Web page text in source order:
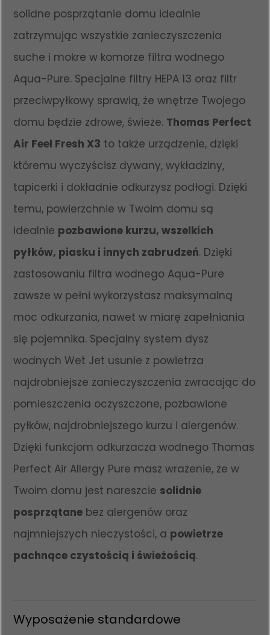
solidne posprzątanie domu idealnie
zatrzymując wszystkie zanieczyszczenia
suche i mokre w komorze filtra wodnego
Aqua-Pure. Specjalne filtry HEPA 13 oraz filtr
przeciwpyłkowy sprawią, że wnętrze Twojego
domu będzie zdrowe, świeże. Thomas Perfect
Air Feel Fresh X3 to także urządzenie, dzięki
któremu wyczyścisz dywany, wykładziny,
tapicerki i dokładnie odkurzysz podłogi. Dzięki
temu, powierzchnie w Twoim domu są
idealnie pozbawione kurzu, wszelkich
pyłków, piasku i innych zabrudzeń. Dzięki
zastosowaniu filtra wodnego Aqua-Pure
zawsze w pełni wykorzystasz maksymalną
moc odkurzania, nawet w miarę zapełniania
się pojemnika. Specjalny system dysz
wodnych Wet Jet usunie z powietrza
najdrobniejsze zanieczyszczenia zwracając do
pomieszczenia oczyszczone, pozbawione
pyłków, najdrobniejszego kurzu i alergenów.
Dzięki funkcjom odkurzacza wodnego Thomas
Perfect Air Allergy Pure masz wrażenie, że w
Twoim domu jest nareszcie solidnie
posprzątane bez alergenów oraz
najmniejszych nieczystości, a powietrze
pachnące czystością i świeżością.
Wyposażenie standardowe